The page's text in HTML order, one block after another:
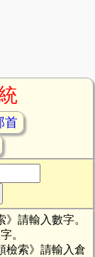
首
請輸入數字。
。
檢索》請輸入倉